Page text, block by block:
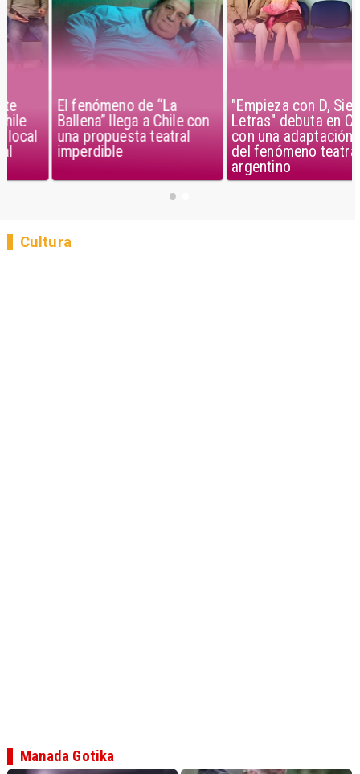
El fenómeno de “La
Ballena” llega a Chile con
una propuesta teatral
imperdible
"Empieza con D, Siete
Letras" debuta en Chile
con una adaptación local
del fenómeno teatral
argentino
Cultura
Manada Gotika